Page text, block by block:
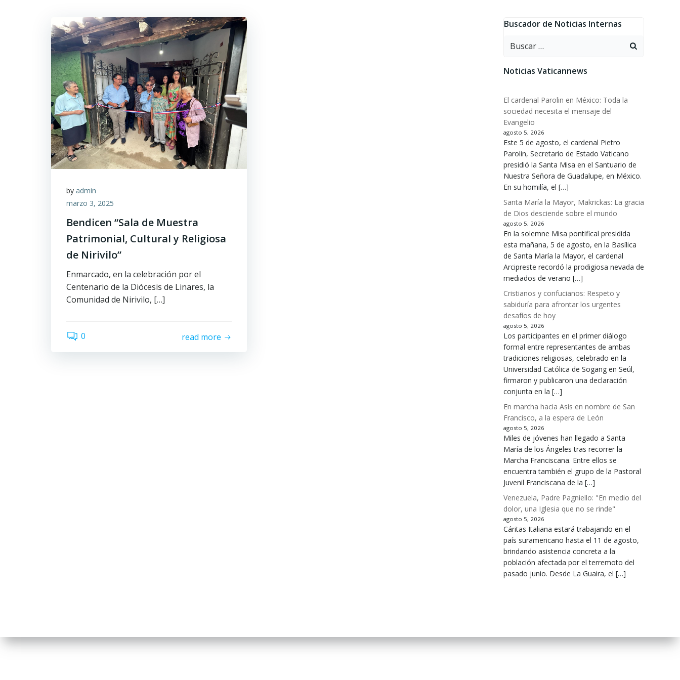
by admin
marzo 3, 2025
Bendicen “Sala de Muestra
Patrimonial, Cultural y Religiosa
de Nirivilo”
Enmarcado, en la celebración por el
Centenario de la Diócesis de Linares, la
Comunidad de Nirivilo, […]
0 read more
Buscador de Noticias Internas
Buscar:
Noticias Vaticannews
El cardenal Parolin en México: Toda la
sociedad necesita el mensaje del
Evangelio
agosto 5, 2026
Este 5 de agosto, el cardenal Pietro
Parolin, Secretario de Estado Vaticano
presidió la Santa Misa en el Santuario de
Nuestra Señora de Guadalupe, en México.
En su homilía, el […]
Santa María la Mayor, Makrickas: La gracia
de Dios desciende sobre el mundo
agosto 5, 2026
En la solemne Misa pontifical presidida
esta mañana, 5 de agosto, en la Basílica
de Santa María la Mayor, el cardenal
Arcipreste recordó la prodigiosa nevada de
mediados de verano […]
Cristianos y confucianos: Respeto y
sabiduría para afrontar los urgentes
desafíos de hoy
agosto 5, 2026
Los participantes en el primer diálogo
formal entre representantes de ambas
tradiciones religiosas, celebrado en la
Universidad Católica de Sogang en Seúl,
firmaron y publicaron una declaración
conjunta en la […]
En marcha hacia Asís en nombre de San
Francisco, a la espera de León
agosto 5, 2026
Miles de jóvenes han llegado a Santa
María de los Ángeles tras recorrer la
Marcha Franciscana. Entre ellos se
encuentra también el grupo de la Pastoral
Juvenil Franciscana de la […]
Venezuela, Padre Pagniello: "En medio del
dolor, una Iglesia que no se rinde"
agosto 5, 2026
Cáritas Italiana estará trabajando en el
país suramericano hasta el 11 de agosto,
brindando asistencia concreta a la
población afectada por el terremoto del
pasado junio. Desde La Guaira, el […]